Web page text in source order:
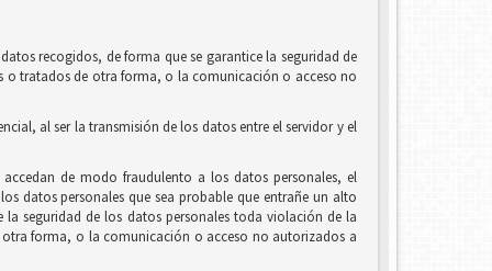
recogidos, de forma que se garantice la seguridad de
o tratados de otra forma, o la comunicación o acceso no
al ser la transmisión de los datos entre el servidor y el
de modo fraudulento a los datos personales, el
datos personales que sea probable que entrañe un alto
la seguridad de los datos personales toda violación de la
forma, o la comunicación o acceso no autorizados a